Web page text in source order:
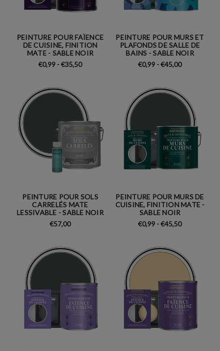
PEINTURE POUR FAÏENCE
DE CUISINE, FINITION
MATE - SABLE NOIR
€0,99 - €35,50
PEINTURE POUR MURS ET
PLAFONDS DE SALLE DE
BAINS - SABLE NOIR
€0,99 - €45,00
PEINTURE POUR SOLS
CARRELÉS MATE
LESSIVABLE - SABLE NOIR
€57,00
PEINTURE POUR MURS DE
CUISINE, FINITION MATE -
SABLE NOIR
€0,99 - €45,50